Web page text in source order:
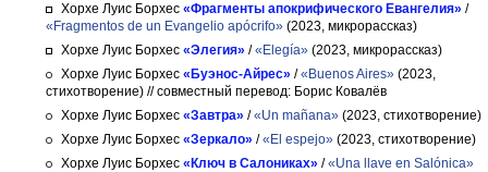
Хорхе Луис Борхес «Фрагменты апокрифического Евангелия» /
«Fragmentos de un Evangelio apócrifo» (2023, микрорассказ)
Хорхе Луис Борхес «Элегия» /«Elegía» (2023, микрорассказ)
Хорхе Луис Борхес «Буэнос-Айрес» /«Buenos Aires» (2023,
стихотворение) // совместный перевод: Борис Ковалёв
Хорхе Луис Борхес «Завтра» /«Un mañana» (2023, стихотворение)
Хорхе Луис Борхес «Зеркало» /«El espejo» (2023, стихотворение)
Хорхе Луис Борхес «Ключ в Салониках» /«Una llave en Salónica»